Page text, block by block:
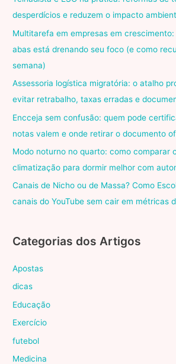
desperdícios e reduzem o impacto
Multitarefa em empresas em
abas está drenando seu foco (e como
semana)
Assessoria logística migratória: o atalho
evitar retrabalho, taxas erradas e
Encceja sem confusão: quem pode
notas valem e onde retirar o documento
Modo noturno no quarto: como comparar
climatização para dormir melhor com
Canais de Nicho ou de Massa? Como
canais do YouTube sem cair em métricas
Categorias dos Artigos
Apostas
dicas
Educação
Exercício
futebol
Medicina